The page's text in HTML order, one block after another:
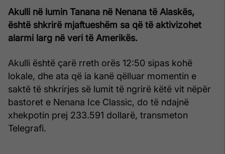
Akulli në lumin Tanana në Nenana të Alaskës,
është shkrirë mjaftueshëm sa që të aktivizohet
alarmi larg në veri të Amerikës.
Akulli është çarë rreth orës 12:50 sipas kohë
lokale, dhe ata që ia kanë qëlluar momentin e
saktë të shkrirjes së lumit të ngrirë këtë vit nëpër
bastoret e Nenana Ice Classic, do të ndajnë
xhekpotin prej 233.591 dollarë, transmeton
Telegrafi.